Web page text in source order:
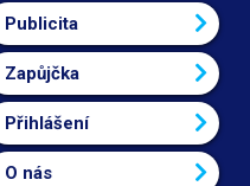
Publicita
Zapůjčka
Přihlášení
O nás